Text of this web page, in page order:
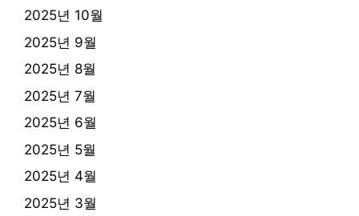
2025년 10월
2025년 9월
2025년 8월
2025년 7월
2025년 6월
2025년 5월
2025년 4월
2025년 3월